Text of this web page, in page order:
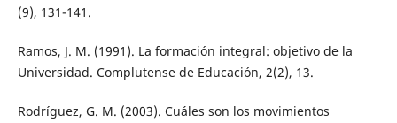
(9), 131-141.
Ramos, J. M. (1991). La formación integral: objetivo de la
Universidad. Complutense de Educación, 2(2), 13.
Rodríguez, G. M. (2003). Cuáles son los movimientos